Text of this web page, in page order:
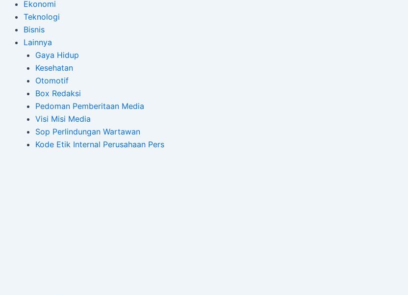
Ekonomi
Teknologi
Bisnis
Lainnya
Gaya Hidup
Kesehatan
Otomotif
Box Redaksi
Pedoman Pemberitaan Media
Visi Misi Media
Sop Perlindungan Wartawan
Kode Etik Internal Perusahaan Pers